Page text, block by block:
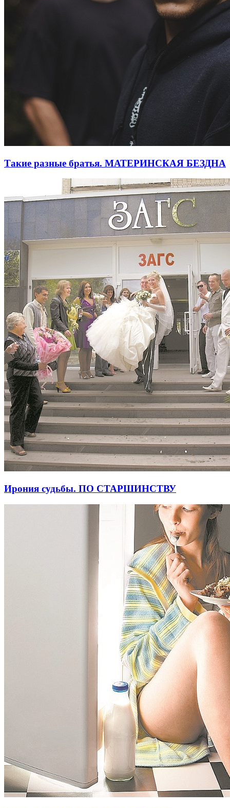
Такие разные братья. МАТЕРИНСКАЯ БЕЗДНА
Ирония судьбы. ПО СТАРШИНСТВУ